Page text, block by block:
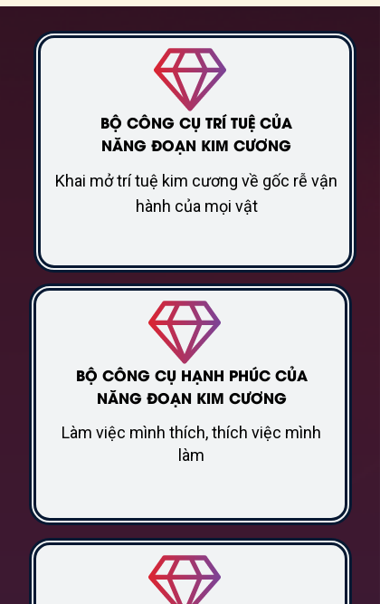
BỘ CÔNG CỤ TRÍ TUỆ CỦA
NĂNG ĐOẠN KIM CƯƠNG
Khai mở trí tuệ kim cương về gốc rễ vận
hành của mọi vật
BỘ CÔNG CỤ HẠNH PHÚC CỦA
NĂNG ĐOẠN KIM CƯƠNG
Làm việc mình thích, thích việc mình
làm